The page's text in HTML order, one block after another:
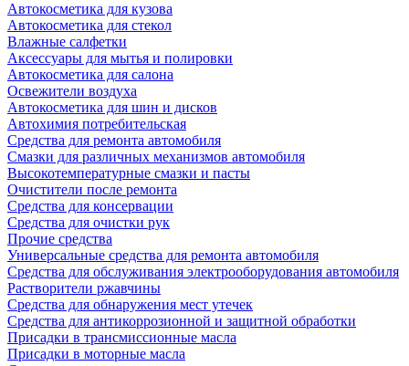
Автокосметика для кузова
Автокосметика для стекол
Влажные салфетки
Аксессуары для мытья и полировки
Автокосметика для салона
Освежители воздуха
Автокосметика для шин и дисков
Автохимия потребительская
Средства для ремонта автомобиля
Смазки для различных механизмов автомобиля
Высокотемпературные смазки и пасты
Очистители после ремонта
Средства для консервации
Средства для очистки рук
Прочие средства
Универсальные средства для ремонта автомобиля
Средства для обслуживания электрооборудования автомобиля
Растворители ржавчины
Средства для обнаружения мест утечек
Средства для антикоррозионной и защитной обработки
Присадки в трансмиссионные масла
Присадки в моторные масла